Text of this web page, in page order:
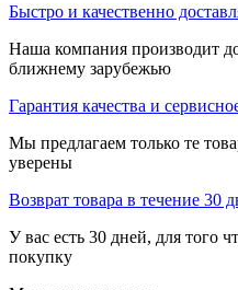
Быстро и качественно
Наша компания производит
ближнему зарубежью
Гарантия качества и
Мы предлагаем только те
уверены
Возврат товара в течение 30
У вас есть 30 дней, для того
покупку